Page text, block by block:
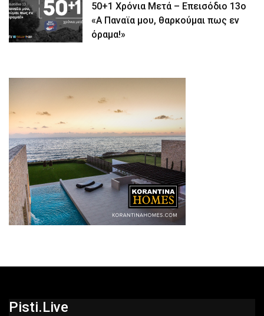
50+1 Χρόνια Μετά – Επεισόδιο 13ο
«Α Παναϊα μου, θαρκούμαι πως εν
όραμα!»
Pisti.live